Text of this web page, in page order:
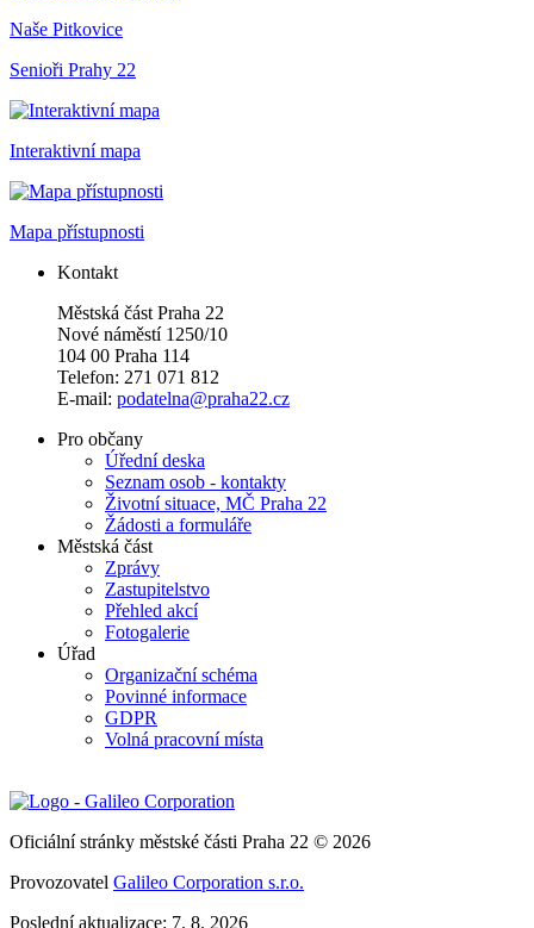
Naše Pitkovice
Senioři Prahy 22
Interaktivní mapa
Mapa přístupnosti
Kontakt
Městská část Praha 22
Nové náměstí 1250/10
104 00 Praha 114
Telefon: 271 071 812
E-mail: podatelna@praha22.cz
Pro občany
Úřední deska
Seznam osob - kontakty
Životní situace, MČ Praha 22
Žádosti a formuláře
Městská část
Zprávy
Zastupitelstvo
Přehled akcí
Fotogalerie
Úřad
Organizační schéma
Povinné informace
GDPR
Volná pracovní místa
Oficiální stránky městské části Praha 22 © 2026
Provozovatel Galileo Corporation s.r.o.
Poslední aktualizace: 7. 8. 2026